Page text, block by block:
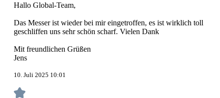
Hallo Global-Team,
Das Messer ist wieder bei mir eingetroffen, es ist wirklich toll
geschliffen uns sehr schön scharf. Vielen Dank
Mit freundlichen Grüßen
Jens
10. Juli 2025 10:01